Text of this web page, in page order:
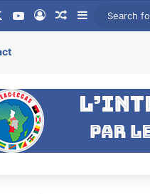
YouTubeLog InRandom Article
Sidebar